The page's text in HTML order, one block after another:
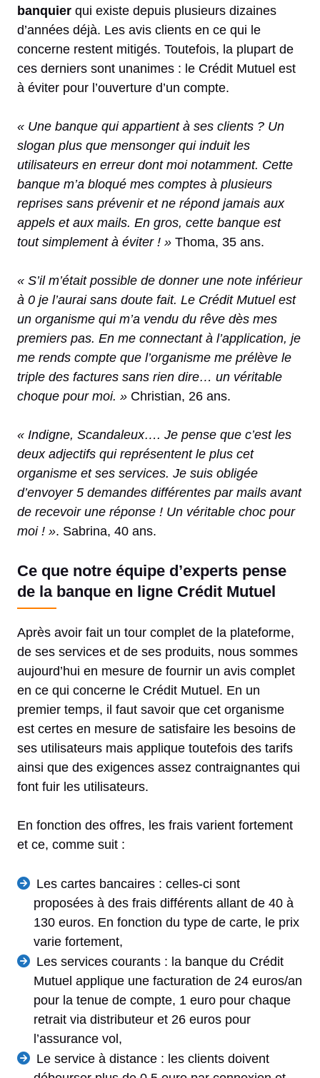
banquier qui existe depuis plusieurs dizaines
d’années déjà. Les avis clients en ce qui le
concerne restent mitigés. Toutefois, la plupart de
ces derniers sont unanimes : le Crédit Mutuel est
à éviter pour l’ouverture d’un compte.
« Une banque qui appartient à ses clients ? Un
slogan plus que mensonger qui induit les
utilisateurs en erreur dont moi notamment. Cette
banque m’a bloqué mes comptes à plusieurs
reprises sans prévenir et ne répond jamais aux
appels et aux mails. En gros, cette banque est
tout simplement à éviter ! » Thoma, 35 ans.
« S’il m’était possible de donner une note inférieur
à 0 je l’aurai sans doute fait. Le Crédit Mutuel est
un organisme qui m’a vendu du rêve dès mes
premiers pas. En me connectant à l’application, je
me rends compte que l’organisme me prélève le
triple des factures sans rien dire… un véritable
choque pour moi. » Christian, 26 ans.
« Indigne, Scandaleux…. Je pense que c’est les
deux adjectifs qui représentent le plus cet
organisme et ses services. Je suis obligée
d’envoyer 5 demandes différentes par mails avant
de recevoir une réponse ! Un véritable choc pour
moi ! ». Sabrina, 40 ans.
Ce que notre équipe d’experts pense
de la banque en ligne Crédit Mutuel
Après avoir fait un tour complet de la plateforme,
de ses services et de ses produits, nous sommes
aujourd’hui en mesure de fournir un avis complet
en ce qui concerne le Crédit Mutuel. En un
premier temps, il faut savoir que cet organisme
est certes en mesure de satisfaire les besoins de
ses utilisateurs mais applique toutefois des tarifs
ainsi que des exigences assez contraignantes qui
font fuir les utilisateurs.
En fonction des offres, les frais varient fortement
et ce, comme suit :
Les cartes bancaires : celles-ci sont
proposées à des frais différents allant de 40 à
130 euros. En fonction du type de carte, le prix
varie fortement,
Les services courants : la banque du Crédit
Mutuel applique une facturation de 24 euros/an
pour la tenue de compte, 1 euro pour chaque
retrait via distributeur et 26 euros pour
l’assurance vol,
Le service à distance : les clients doivent